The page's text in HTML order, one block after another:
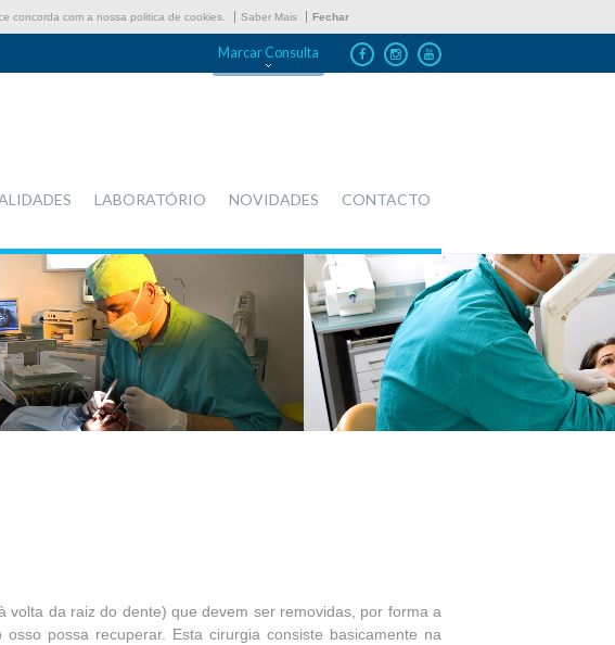
concorda com a nossa politica de cookies. Saber Mais Fechar
Marcar Consulta
LABORATÓRIO NOVIDADES CONTACTO
volta da raiz do dente) que devem ser removidas, por forma a
possa recuperar. Esta cirurgia consiste basicamente na